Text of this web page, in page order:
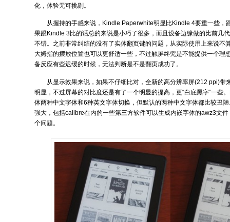
化，体验无可挑剔。
从握持的手感来说，Kindle Paperwhite明显比Kindle 4要重一些，
果跟Kindle 3比的话总的来说是小巧了很多，而且设备边缘做的比前几
不错。之前非常纠结的没有了实体翻页键的问题，从实际使用上来说不
大姆指的摆放位置也可以更舒适一些，不过触屏终究是不能提供一个理
备反应有些迟缓的时候，无法判断是不是翻页成功了。
从显示效果来说，如果不仔细比对，全新的高分辨率屏(212 ppi)带
明显，不过屏幕的对比度还是有了一个明显的提高，更“白底黑字”一些
体两种中文字体和6种英文字体切换，但默认的两种中文字体都比较丑
强大，包括calibre在内的一些第三方软件可以生成内嵌字体的awz3文
个问题。